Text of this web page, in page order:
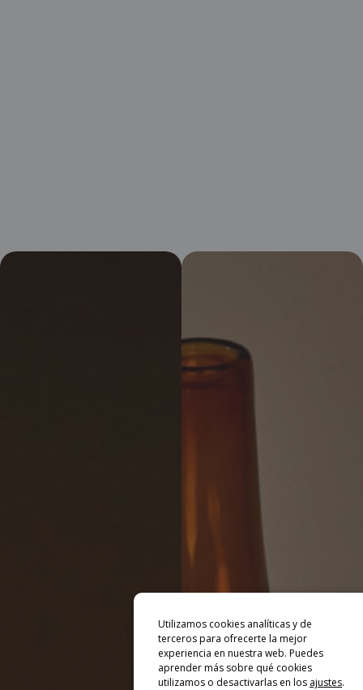
Utilizamos cookies analíticas y de
terceros para ofrecerte la mejor
experiencia en nuestra web. Puedes
aprender más sobre qué cookies
utilizamos o desactivarlas en los ajustes.